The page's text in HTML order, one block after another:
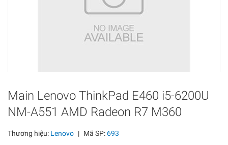
Main Lenovo ThinkPad E460 i5-6200U
NM-A551 AMD Radeon R7 M360
Thương hiệu: Lenovo | Mã SP: 693